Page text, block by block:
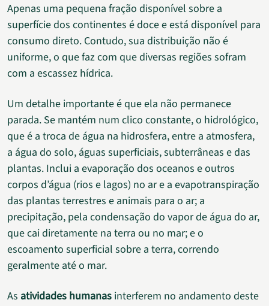
Apenas uma pequena fração disponível sobre a
superfície dos continentes é doce e está disponível para
consumo direto. Contudo, sua distribuição não é
uniforme, o que faz com que diversas regiões sofram
com a escassez hídrica.
Um detalhe importante é que ela não permanece
parada. Se mantém num clico constante, o hidrológico,
que é a troca de água na hidrosfera, entre a atmosfera,
a água do solo, águas superficiais, subterrâneas e das
plantas. Inclui a evaporação dos oceanos e outros
corpos d’água (rios e lagos) no ar e a evapotranspiração
das plantas terrestres e animais para o ar; a
precipitação, pela condensação do vapor de água do ar,
que cai diretamente na terra ou no mar; e o
escoamento superficial sobre a terra, correndo
geralmente até o mar.
As atividades humanas interferem no andamento deste